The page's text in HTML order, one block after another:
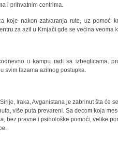
i prihvatnim centrima.
koje nakon zatvaranja rute, uz pomoć
za azil u Krnjači gde se većina veoma
u kampu radi sa izbeglicama,
svim fazama azilnog postupka.
Iraka, Avganistana je zabrinut šta će
više puta prevareni. Sa decom koja
bez pravne i psihološke pomoći, velike